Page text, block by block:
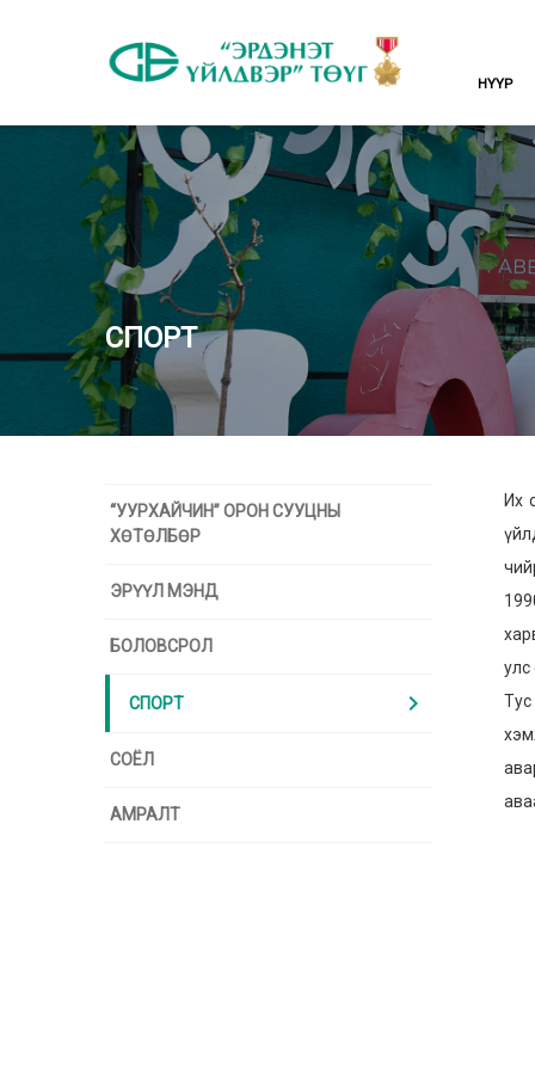
НҮҮР
СПОРТ
“УУРХАЙЧИН” ОРОН СУУЦНЫ
ХӨТӨЛБӨР
ЭРҮҮЛ МЭНД
БОЛОВСРОЛ
СПОРТ chevron_right
СОЁЛ
АМРАЛТ
Их